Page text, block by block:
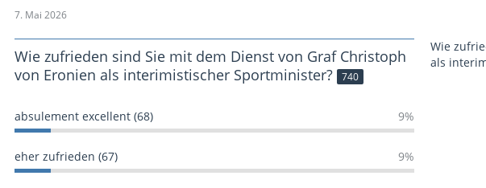
7. Mai 2026
Wie zufrieden sind Sie mit dem Dienst von Graf Christoph
von Eronien als interimistischer Sportminister?
740
absulement excellent (68) 9%
eher zufrieden (67) 9%
Wie
als